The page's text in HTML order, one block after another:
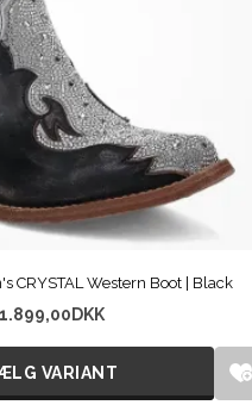
CRYSTAL Western Boot | Black
1.899,00 DKK
VÆLG VARIANT
VARIANT